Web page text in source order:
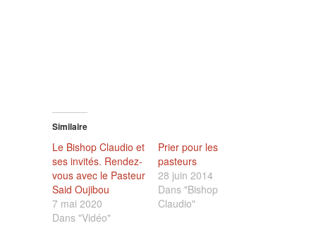
Similaire
Le Bishop Claudio et
ses invités. Rendez-
vous avec le Pasteur
Said Oujibou
7 mai 2020
Dans "Vidéo"
Prier pour les
pasteurs
28 juin 2014
Dans "Bishop
Claudio"